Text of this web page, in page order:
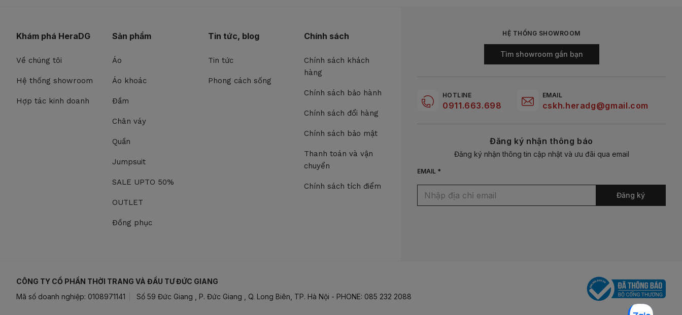
Khám phá HeraDG
Về chúng tôi
Hệ thống showroom
Hợp tác kinh doanh
Sản phẩm
Áo
Áo khoác
Đầm
Chân váy
Quần
Jumpsuit
SALE UPTO 50%
OUTLET
Đồng phục
Tin tức, blog
Tin tức
Phong cách sống
Chính sách
Chính sách khách
hàng
Chính sách bảo hành
Chính sách đổi hàng
Chính sách bảo mật
Thanh toán và vận
chuyển
Chính sách tích điểm
HỆ THỐNG SHOWROOM
Tìm showroom gần bạn
HOTLINE
0911.663.698
EMAIL
cskh.heradg@gmail.com
Đăng ký nhận thông báo
Đăng ký nhận thông tin cập nhật và ưu đãi qua email
EMAIL *
Đăng ký
CÔNG TY CỔ PHẦN THỜI TRANG VÀ ĐẦU TƯ ĐỨC GIANG
Mã số doanh nghiệp: 0108971141
Số 59 Đức Giang , P. Đức Giang , Q. Long Biên, TP. Hà Nội - PHONE: 085 232 2088